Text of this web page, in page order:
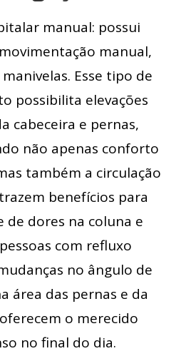
manual: possui
manual,
Esse tipo de
possibilita elevações
cabeceira e pernas,
não apenas conforto
também a circulação
benefícios para
de dores na coluna e
com refluxo
no ângulo de
área das pernas e da
o merecido
no final do dia.